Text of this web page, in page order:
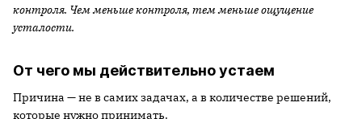
контроля. Чем меньше контроля, тем меньше ощущение
усталости.
От чего мы действительно устаем
Причина — не в самих задачах, а в количестве решений,
которые нужно принимать.